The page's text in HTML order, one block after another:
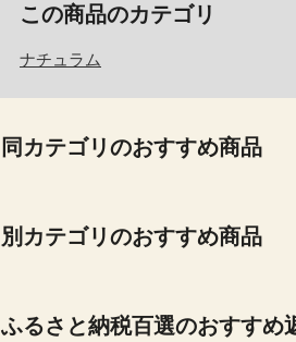
この商品のカテゴリ
ナチュラム
同カテゴリのおすすめ商品
別カテゴリのおすすめ商品
ふるさと納税百選のおすすめ